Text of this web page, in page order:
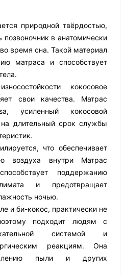
природной твёрдостью,
позвоночник в анатомически
время сна. Такой материал
матраса и способствует
кокосовое
свои качества. Матрас
усиленный кокосовой
на длительный срок службы
что обеспечивает
воздуха внутри Матрас
поддержанию
и предотвращает
ночью.
и би-кокос, практически не
подходит людям с
системой и
реакциям. Она
пыли и других